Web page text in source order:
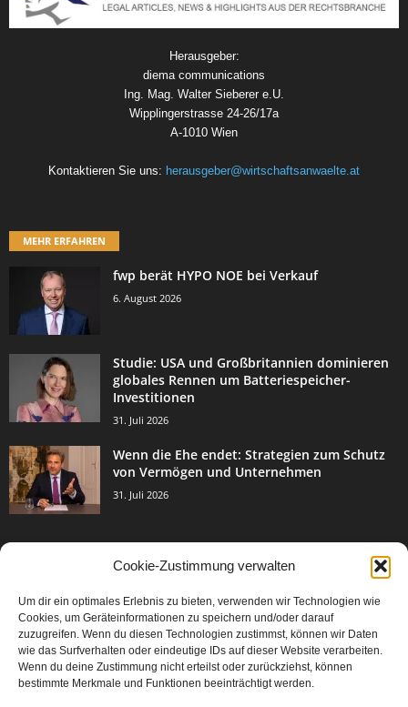
Cookie-Zustimmung verwalten
Um dir ein optimales Erlebnis zu bieten, verwenden wir Technologien wie
Cookies, um Geräteinformationen zu speichern und/oder darauf
zuzugreifen. Wenn du diesen Technologien zustimmst, können wir Daten
wie das Surfverhalten oder eindeutige IDs auf dieser Website verarbeiten.
Wenn du deine Zustimmung nicht erteilst oder zurückziehst, können
bestimmte Merkmale und Funktionen beeinträchtigt werden.
Herausgeber:
diema communications
Ing. Mag. Walter Sieberer e.U.
Wipplingerstrasse 24-26/17a
A-1010 Wien
Kontaktieren Sie uns: herausgeber@wirtschaftsanwaelte.at
MEHR ERFAHREN
fwp berät HYPO NOE bei Verkauf
6. August 2026
Studie: USA und Großbritannien dominieren
globales Rennen um Batteriespeicher-
Investitionen
31. Juli 2026
Wenn die Ehe endet: Strategien zum Schutz
von Vermögen und Unternehmen
31. Juli 2026
Events & Success 3003
Breaking News 2067
Aktuelles
Featured Article